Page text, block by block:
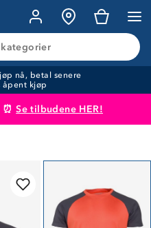
nå, betal senere
åpent kjøp
⏰Se tilbudene HER!